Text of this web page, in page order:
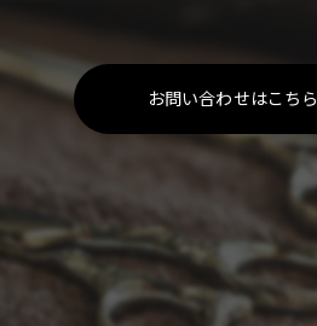
お問い合わせはこちら